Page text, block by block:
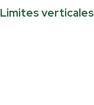
Limites verticales